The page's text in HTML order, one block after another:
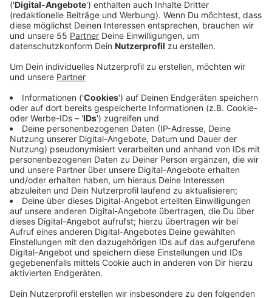
Veröffentlicht:Donnerstag, 31.10.2024 10:42
Anzeige
Selbstbestimmungsgesetz in Kraft. Dieses Gesetz
soll es Menschen erleichtern, ihren Vornamen und ihr
Geschlecht beim Standesamt ändern zu lassen. Seit
August 2024 können sich Menschen für diese
Änderungen anmelden, und am Niederrhein haben
bereits viele diese Möglichkeit genutzt.
Anzeige
Hohe Anmeldezahlen am Niederrhein
Anzeige